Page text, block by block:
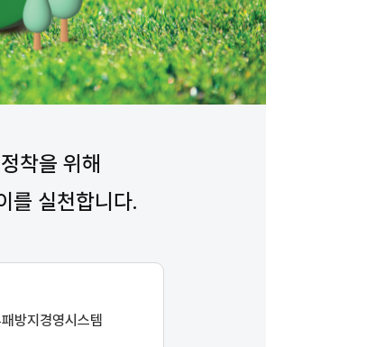
정착을 위해
를 실천합니다.
방지경영시스템